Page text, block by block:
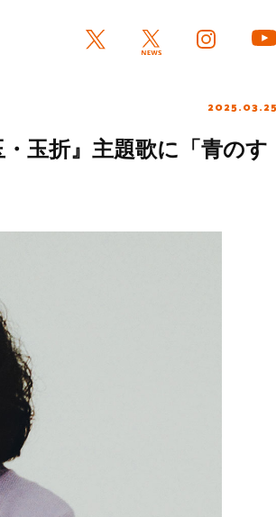
2025.03.25
玉折』主題歌に「青のす